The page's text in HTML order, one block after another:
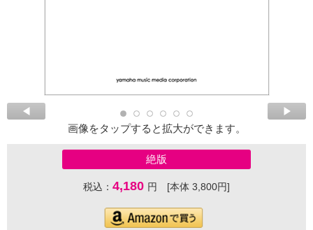
画像をタップすると拡大ができます。
絶版
税込： 4,180 円 [本体 3,800円]